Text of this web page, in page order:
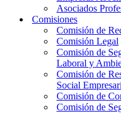
Asociados
Comisiones
Comisión de
Comisión Legal
Comisión de
Laboral y
Comisión de
Social
Comisión de
Comisión de